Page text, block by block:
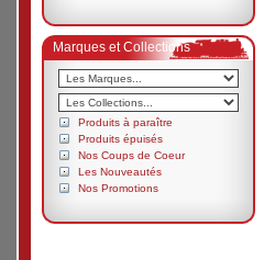
Marques et Collections
Produits à paraître
Produits épuisés
Nos Coups de Coeur
Les Nouveautés
Nos Promotions